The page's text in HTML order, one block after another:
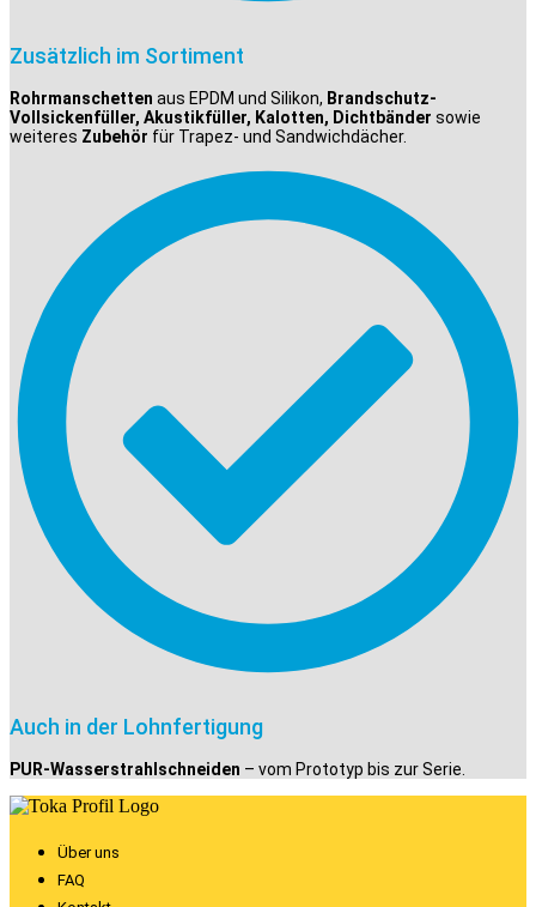
Zusätzlich im Sortiment
Rohrmanschetten aus EPDM und Silikon, Brandschutz-
Vollsickenfüller, Akustikfüller, Kalotten, Dichtbänder sowie
weiteres Zubehör für Trapez- und Sandwichdächer.
Auch in der Lohnfertigung
PUR-Wasserstrahlschneiden – vom Prototyp bis zur Serie.
Über uns
FAQ